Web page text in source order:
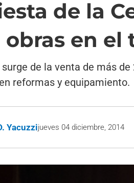
de la
obras en el
de la venta de más
reformas y equipamiento.
Yacuzzijueves 04 diciembre, 2014